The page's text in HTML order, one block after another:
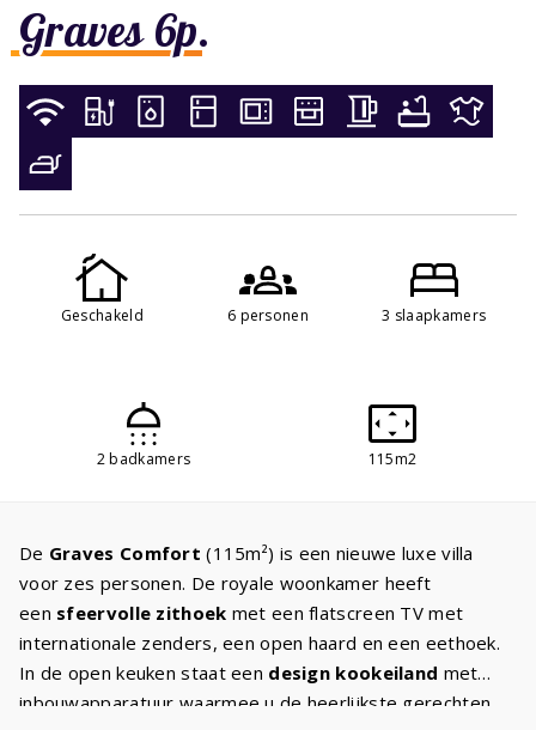
Graves 6p.
Geschakeld 6 personen 3 slaapkamers
2 badkamers 115m2
De Graves Comfort (115m²) is een nieuwe luxe villa
voor zes personen. De royale woonkamer heeft
een sfeervolle zithoek met een flatscreen TV met
internationale zenders, een open haard en een eethoek.
In de open keuken staat een design kookeiland met
inbouwapparatuur waarmee u de heerlijkste gerechten